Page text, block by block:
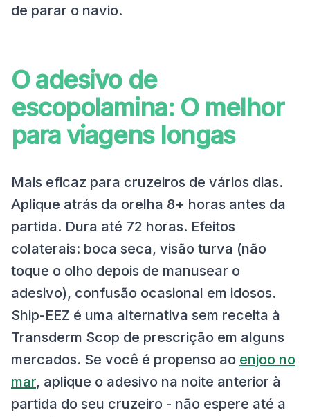
de parar o navio.
O adesivo de
escopolamina: O melhor
para viagens longas
Mais eficaz para cruzeiros de vários dias.
Aplique atrás da orelha 8+ horas antes da
partida. Dura até 72 horas. Efeitos
colaterais: boca seca, visão turva (não
toque o olho depois de manusear o
adesivo), confusão ocasional em idosos.
Ship-EEZ é uma alternativa sem receita à
Transderm Scop de prescrição em alguns
mercados. Se você é propenso ao enjoo no
mar, aplique o adesivo na noite anterior à
partida do seu cruzeiro - não espere até a